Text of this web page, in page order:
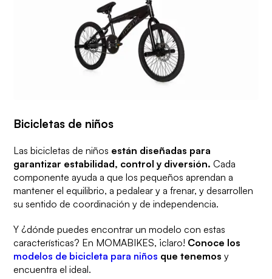
Bicicletas de niños
Las bicicletas de niños están diseñadas para
garantizar estabilidad, control y diversión. Cada
componente ayuda a que los pequeños aprendan a
mantener el equilibrio, a pedalear y a frenar, y desarrollen
su sentido de coordinación y de independencia.
Y ¿dónde puedes encontrar un modelo con estas
características? En MOMABIKES, ¡claro! Conoce los
modelos de bicicleta para niños que tenemos y
encuentra el ideal.